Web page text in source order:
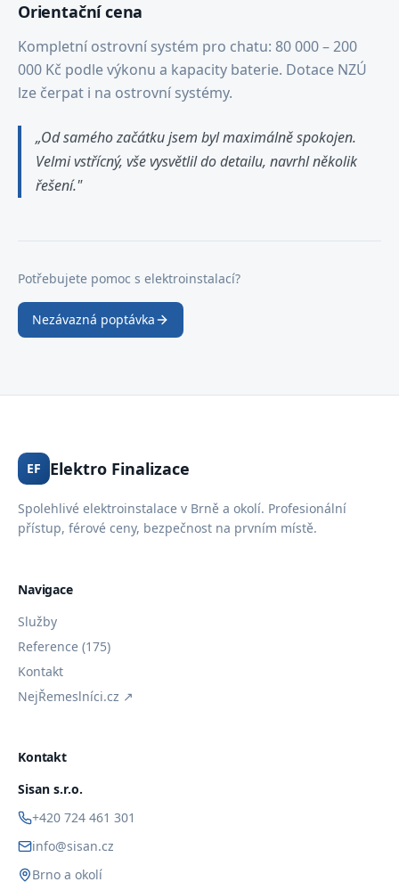
Orientační cena
Kompletní ostrovní systém pro chatu: 80 000 – 200
000 Kč podle výkonu a kapacity baterie. Dotace NZÚ
lze čerpat i na ostrovní systémy.
„Od samého začátku jsem byl maximálně spokojen.
Velmi vstřícný, vše vysvětlil do detailu, navrhl několik
řešení."
Potřebujete pomoc s elektroinstalací?
Nezávazná poptávka
EF Elektro Finalizace
Spolehlivé elektroinstalace v Brně a okolí. Profesionální
přístup, férové ceny, bezpečnost na prvním místě.
Navigace
Služby
Reference (175)
Kontakt
NejŘemeslníci.cz ↗
Kontakt
Sisan s.r.o.
+420 724 461 301
info@sisan.cz
Brno a okolí